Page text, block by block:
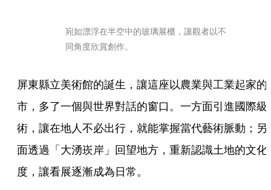
宛如漂浮在半空中的玻璃展櫃，讓觀者以不
同角度欣賞創作。
屏東縣立美術館的誕生，讓這座以農業與工業起家的
市，多了一個與世界對話的窗口。一方面引進國際級
術，讓在地人不必出行，就能掌握當代藝術脈動；另
面透過「大湧崁岸」回望地方，重新認識土地的文化
度，讓看展逐漸成為日常。